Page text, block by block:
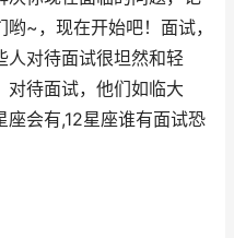
~，现在开始吧！面试，
人对待面试很坦然和轻
对待面试，他们如临大
会有,12星座谁有面试恐